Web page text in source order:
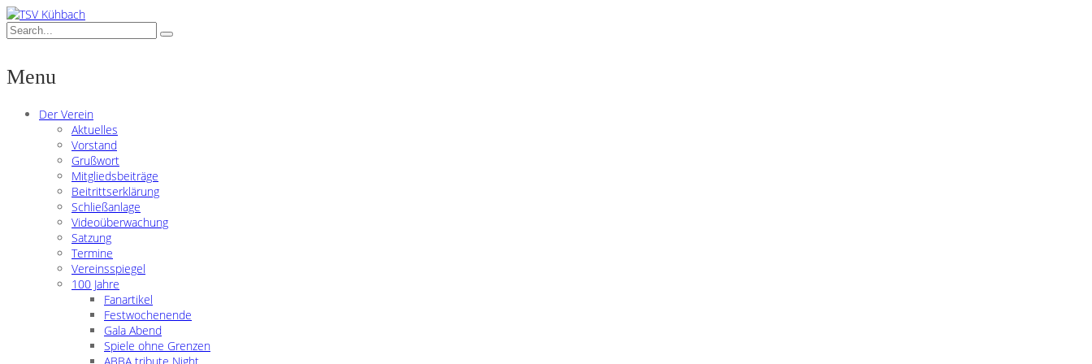
Menu
Der Verein
Aktuelles
Vorstand
Grußwort
Mitgliedsbeiträge
Beitrittserklärung
Schließanlage
Videoüberwachung
Satzung
Termine
Vereinsspiegel
100 Jahre
Fanartikel
Festwochenende
Gala Abend
Spiele ohne Grenzen